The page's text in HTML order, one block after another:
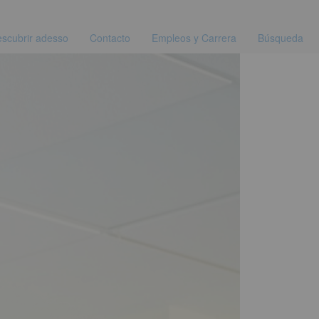
adesso Contacto Empleos y Carrera Búsqueda